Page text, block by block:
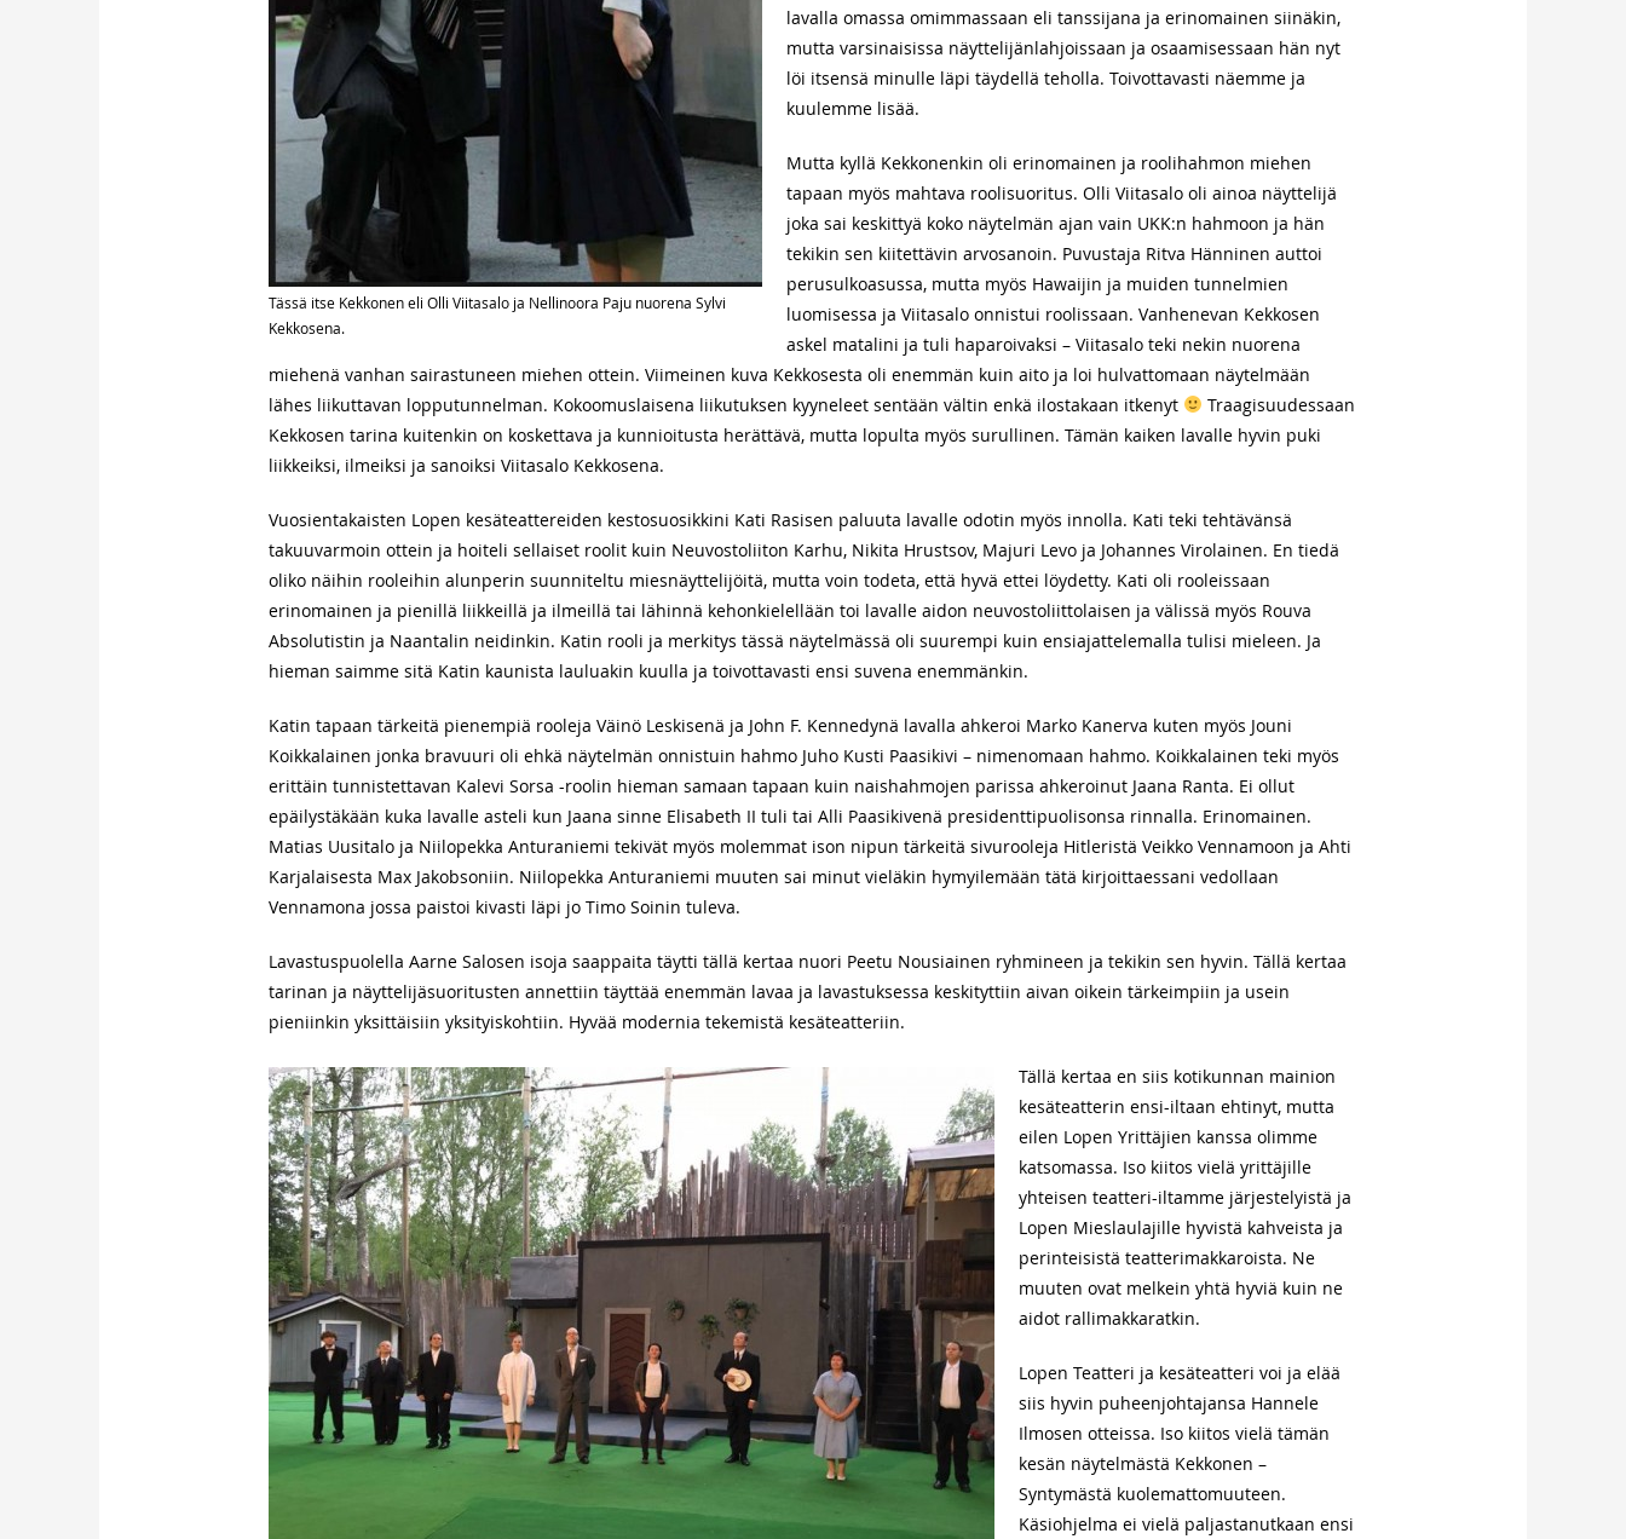
Tässä itse Kekkonen eli Olli Viitasalo ja Nellinoora Paju nuorena Sylvi
Kekkosena.
lavalla omassa omimmassaan eli tanssijana ja erinomainen siinäkin,
mutta varsinaisissa näyttelijänlahjoissaan ja osaamisessaan hän nyt
löi itsensä minulle läpi täydellä teholla. Toivottavasti näemme ja
kuulemme lisää.
Mutta kyllä Kekkonenkin oli erinomainen ja roolihahmon miehen
tapaan myös mahtava roolisuoritus. Olli Viitasalo oli ainoa näyttelijä
joka sai keskittyä koko näytelmän ajan vain UKK:n hahmoon ja hän
tekikin sen kiitettävin arvosanoin. Puvustaja Ritva Hänninen auttoi
perusulkoasussa, mutta myös Hawaijin ja muiden tunnelmien
luomisessa ja Viitasalo onnistui roolissaan. Vanhenevan Kekkosen
askel matalini ja tuli haparoivaksi – Viitasalo teki nekin nuorena
miehenä vanhan sairastuneen miehen ottein. Viimeinen kuva Kekkosesta oli enemmän kuin aito ja loi hulvattomaan näytelmään
lähes liikuttavan lopputunnelman. Kokoomuslaisena liikutuksen kyyneleet sentään vältin enkä ilostakaan itkenyt
Traagisuudessaan
Kekkosen tarina kuitenkin on koskettava ja kunnioitusta herättävä, mutta lopulta myös surullinen. Tämän kaiken lavalle hyvin puki
liikkeiksi, ilmeiksi ja sanoiksi Viitasalo Kekkosena.
Vuosientakaisten Lopen kesäteattereiden kestosuosikkini Kati Rasisen paluuta lavalle odotin myös innolla. Kati teki tehtävänsä
takuuvarmoin ottein ja hoiteli sellaiset roolit kuin Neuvostoliiton Karhu, Nikita Hrustsov, Majuri Levo ja Johannes Virolainen. En tiedä
oliko näihin rooleihin alunperin suunniteltu miesnäyttelijöitä, mutta voin todeta, että hyvä ettei löydetty. Kati oli rooleissaan
erinomainen ja pienillä liikkeillä ja ilmeillä tai lähinnä kehonkielellään toi lavalle aidon neuvostoliittolaisen ja välissä myös Rouva
Absolutistin ja Naantalin neidinkin. Katin rooli ja merkitys tässä näytelmässä oli suurempi kuin ensiajattelemalla tulisi mieleen. Ja
hieman saimme sitä Katin kaunista lauluakin kuulla ja toivottavasti ensi suvena enemmänkin.
Katin tapaan tärkeitä pienempiä rooleja Väinö Leskisenä ja John F. Kennedynä lavalla ahkeroi Marko Kanerva kuten myös Jouni
Koikkalainen jonka bravuuri oli ehkä näytelmän onnistuin hahmo Juho Kusti Paasikivi – nimenomaan hahmo. Koikkalainen teki myös
erittäin tunnistettavan Kalevi Sorsa -roolin hieman samaan tapaan kuin naishahmojen parissa ahkeroinut Jaana Ranta. Ei ollut
epäilystäkään kuka lavalle asteli kun Jaana sinne Elisabeth II tuli tai Alli Paasikivenä presidenttipuolisonsa rinnalla. Erinomainen.
Matias Uusitalo ja Niilopekka Anturaniemi tekivät myös molemmat ison nipun tärkeitä sivurooleja Hitleristä Veikko Vennamoon ja Ahti
Karjalaisesta Max Jakobsoniin. Niilopekka Anturaniemi muuten sai minut vieläkin hymyilemään tätä kirjoittaessani vedollaan
Vennamona jossa paistoi kivasti läpi jo Timo Soinin tuleva.
Lavastuspuolella Aarne Salosen isoja saappaita täytti tällä kertaa nuori Peetu Nousiainen ryhmineen ja tekikin sen hyvin. Tällä kertaa
tarinan ja näyttelijäsuoritusten annettiin täyttää enemmän lavaa ja lavastuksessa keskityttiin aivan oikein tärkeimpiin ja usein
pieniinkin yksittäisiin yksityiskohtiin. Hyvää modernia tekemistä kesäteatteriin.
Tällä kertaa en siis kotikunnan mainion
kesäteatterin ensi-iltaan ehtinyt, mutta
eilen Lopen Yrittäjien kanssa olimme
katsomassa. Iso kiitos vielä yrittäjille
yhteisen teatteri-iltamme järjestelyistä ja
Lopen Mieslaulajille hyvistä kahveista ja
perinteisistä teatterimakkaroista. Ne
muuten ovat melkein yhtä hyviä kuin ne
aidot rallimakkaratkin.
Lopen Teatteri ja kesäteatteri voi ja elää
siis hyvin puheenjohtajansa Hannele
Ilmosen otteissa. Iso kiitos vielä tämän
kesän näytelmästä Kekkonen –
Syntymästä kuolemattomuuteen.
Käsiohjelma ei vielä paljastanutkaan ensi